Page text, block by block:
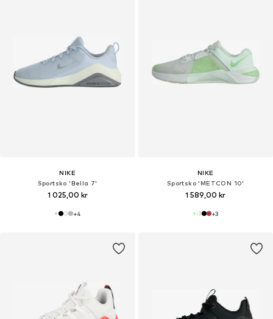
NIKE
Sportsko 'Bella 7'
1 025,00 kr
+4
NIKE
Sportsko 'METCON 10'
1 589,00 kr
+3